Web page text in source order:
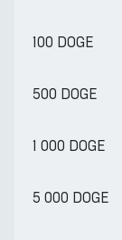
100 DOGE
500 DOGE
1 000 DOGE
5 000 DOGE